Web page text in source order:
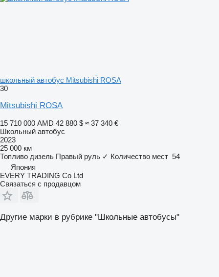
школьный автобус Mitsubishi ROSA
30
Mitsubishi ROSA
15 710 000 AMD 42 880 $ ≈ 37 340 €
Школьный автобус
2023
25 000 км
Топливо дизель Правый руль ✓ Количество мест 54
Япония
EVERY TRADING Co Ltd
Связаться с продавцом
Другие марки в рубрике "Школьные автобусы"